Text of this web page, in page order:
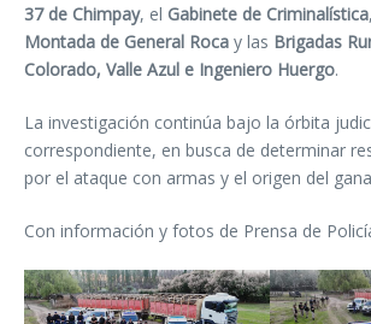
37 de Chimpay, el Gabinete de Criminalística
Montada de General Roca y las Brigadas
Colorado, Valle Azul e Ingeniero Huergo.
La investigación continúa bajo la órbita
correspondiente, en busca de determinar
por el ataque con armas y el origen del
Con información y fotos de Prensa de